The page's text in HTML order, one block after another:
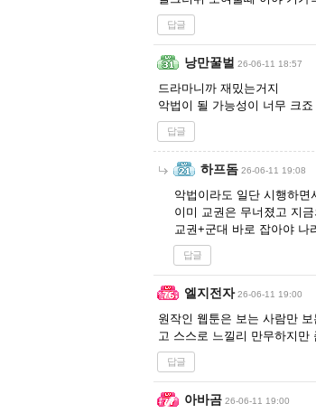
답글
낭만꿀벌 26-06-11 18:57
드라마니까 재밌는거지
악법이 될 가능성이 너무 크죠
답글
하프돔 26-06-11 19:08
악법이라도 일단 시행하면
이미 교권은 무너졌고 지
교권+군대 바로 잡아야 나
답글
엘지전자 26-06-11 19:00
원작인 웹툰은 보는 사람만
고 스스로 느낄리 만무하지만
답글
아바곰 26-06-11 19:00